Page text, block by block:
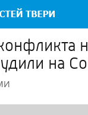
на